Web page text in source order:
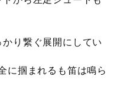
かり繋ぐ展開にしてい
に掴まれるも笛は鳴ら